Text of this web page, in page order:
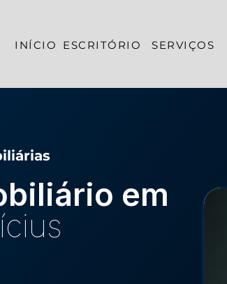
INÍCIO ESCRITÓRIO SERVIÇOS
em